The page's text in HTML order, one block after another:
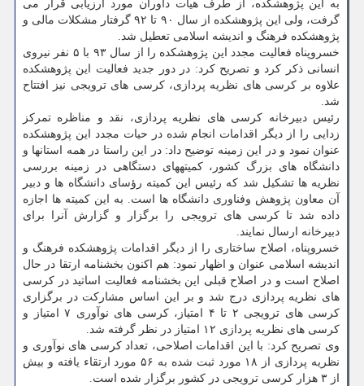
به این پژوهشکده، از طرف هیات داوران مورد ارزیابی قرار می
گرفت، ولی این پژوهشکده از سال ۹۰ تا ۹۲ گرفتار مشکلات مالی و
پژوهشکده فرهنگ و اندیشه اسلامی تعطیل شد.
خسروپناه فعالیت مجدد این پژوهشکده را از سال ۹۳ با ۵ نفر نیروی
انسانی ذکر کرد و تصریح کرد: در دور جدید فعالیت این پژوهشکده
علاوه بر کرسی های نظریه پردازی، کرسی های ترویجی نیز افتتاح
شد.
رئیس دبیرخانه کرسی های نظریه پردازی، نقد و مناظره تمرکز
زدایی را از دیگر اقدامات انجام شده در حیات مجدد این پژوهشکده
عنوان نمود و در این زمینه توضیح داد: در این راستا در همه استانها و
دانشگاه های بزرگ کشور، کمیته‎های دستگاهی در زمینه بررسی
نظریه ها تشکیل شد که رئیس این کمیته رؤسای دانشگاه ها و دبیر
آن معاون پژوهش وفناوری دانشگاه ها است. به این کمیته ها اجازه
داده شد تا کرسی های ترویجی را برگزار و گزارش آنرا برای
دبیرخانه ارسال نمایند.
خسروپناه، اصلاح ساختاری را از دیگر اقدامات پژوهشکده فرهنگ و
اندیشه اسلامی عنوان و اظهار نمود: هم اکنون بخشنامه ارتقا در حال
اصلاح است و در اصلاح قبلی این بخشنامه فعالیت اساتید در کرسی
های نظریه پردازی درج شد و بر این اساس مشارکت در برگزاری
کرسی های ترویجی ۲ تا ۴ امتیاز، کرسی های نوآوری ۷ امتیاز و
کرسی های نظریه پردازی ۱۲ امتیاز در نظر گرفته شد.
وی تصریح کرد: با این اقدامات اصلاحی، تعداد کرسی های نوآوری و
نظریه پردازی از ۱۸ مورد ثبت شده به ۵۶ مورد ارتقاء یافته و بیش
از ۳ هزار کرسی ترویجی در کشور برگزار شده است.